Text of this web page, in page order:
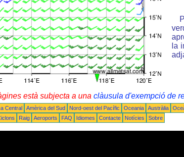
la
està subjecta a una clàusula d'exempció de
Central Amèrica del Sud Nord-oest del Pacífic Oceania Austràlia
Raig Aeroports FAQ Idiomes Contacte Notícies Sobre